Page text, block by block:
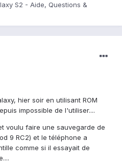
S2 - Aide, Questions &
hier soir en utilisant ROM
impossible de l'utiliser....
voulu faire une sauvegarde de
9 RC2) et le téléphone a
comme si il essayait de